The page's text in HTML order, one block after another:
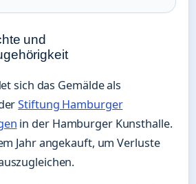
und
sich das Gemälde als
Stiftung Hamburger
in der Hamburger Kunsthalle.
Jahr angekauft, um Verluste